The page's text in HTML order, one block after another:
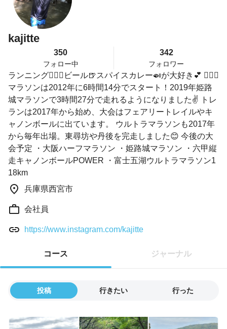
kajitte
350
フォロー中
342
フォロワー
ランニング🏃🏻‍♂️ビール🍺スパイスカレー🍛が大好き💕 🏃🏻‍♂️
マラソンは2012年に6時間14分でスタート！2019年姫路
城マラソンで3時間27分で走れるようになりました✌️ トレ
ランは2017年から始め、大会はフェアリートレイルやキ
ャノンボールに出ています。 ウルトラマラソンも2017年
から毎年出場。東尋坊や丹後を完走しました😊 今後の大
会予定 ・大阪ハーフマラソン ・姫路城マラソン ・六甲縦
走キャノンボールPOWER ・富士五湖ウルトラマラソン1
18km
兵庫県西宮市
会社員
https://www.instagram.com/kajitte
コース ジャーナル
投稿 行きたい 行った